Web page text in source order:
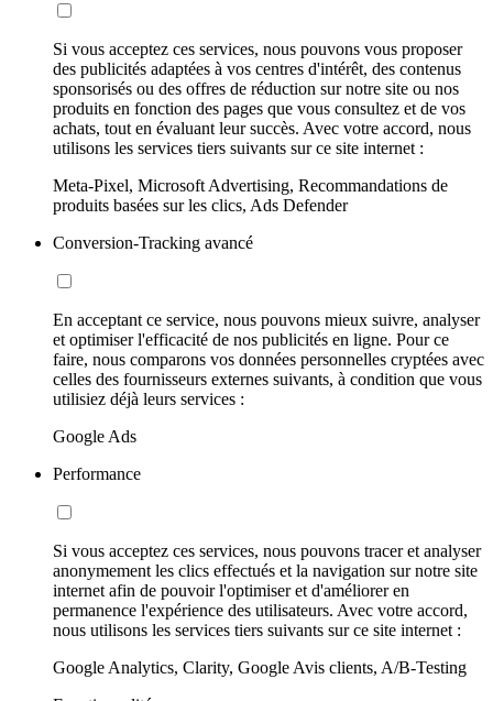
Si vous acceptez ces services, nous pouvons vous proposer
des publicités adaptées à vos centres d'intérêt, des contenus
sponsorisés ou des offres de réduction sur notre site ou nos
produits en fonction des pages que vous consultez et de vos
achats, tout en évaluant leur succès. Avec votre accord, nous
utilisons les services tiers suivants sur ce site internet :
Meta-Pixel, Microsoft Advertising, Recommandations de
produits basées sur les clics, Ads Defender
Conversion-Tracking avancé
En acceptant ce service, nous pouvons mieux suivre, analyser
et optimiser l'efficacité de nos publicités en ligne. Pour ce
faire, nous comparons vos données personnelles cryptées avec
celles des fournisseurs externes suivants, à condition que vous
utilisiez déjà leurs services :
Google Ads
Performance
Si vous acceptez ces services, nous pouvons tracer et analyser
anonymement les clics effectués et la navigation sur notre site
internet afin de pouvoir l'optimiser et d'améliorer en
permanence l'expérience des utilisateurs. Avec votre accord,
nous utilisons les services tiers suivants sur ce site internet :
Google Analytics, Clarity, Google Avis clients, A/B-Testing